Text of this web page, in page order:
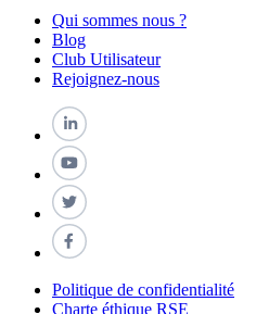
Qui sommes nous ?
Blog
Club Utilisateur
Rejoignez-nous
Politique de confidentialité
Charte éthique RSE